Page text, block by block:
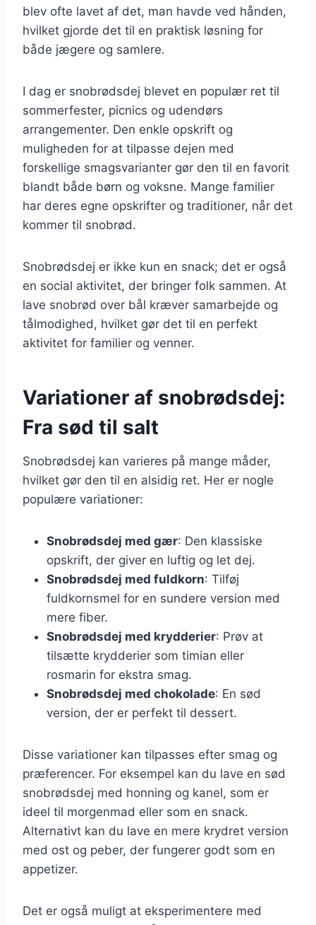
blev ofte lavet af det, man havde ved hånden,
hvilket gjorde det til en praktisk løsning for
både jægere og samlere.
I dag er snobrødsdej blevet en populær ret til
sommerfester, picnics og udendørs
arrangementer. Den enkle opskrift og
muligheden for at tilpasse dejen med
forskellige smagsvarianter gør den til en favorit
blandt både børn og voksne. Mange familier
har deres egne opskrifter og traditioner, når det
kommer til snobrød.
Snobrødsdej er ikke kun en snack; det er også
en social aktivitet, der bringer folk sammen. At
lave snobrød over bål kræver samarbejde og
tålmodighed, hvilket gør det til en perfekt
aktivitet for familier og venner.
Variationer af snobrødsdej:
Fra sød til salt
Snobrødsdej kan varieres på mange måder,
hvilket gør den til en alsidig ret. Her er nogle
populære variationer:
Snobrødsdej med gær: Den klassiske
opskrift, der giver en luftig og let dej.
Snobrødsdej med fuldkorn: Tilføj
fuldkornsmel for en sundere version med
mere fiber.
Snobrødsdej med krydderier: Prøv at
tilsætte krydderier som timian eller
rosmarin for ekstra smag.
Snobrødsdej med chokolade: En sød
version, der er perfekt til dessert.
Disse variationer kan tilpasses efter smag og
præferencer. For eksempel kan du lave en sød
snobrødsdej med honning og kanel, som er
ideel til morgenmad eller som en snack.
Alternativt kan du lave en mere krydret version
med ost og peber, der fungerer godt som en
appetizer.
Det er også muligt at eksperimentere med